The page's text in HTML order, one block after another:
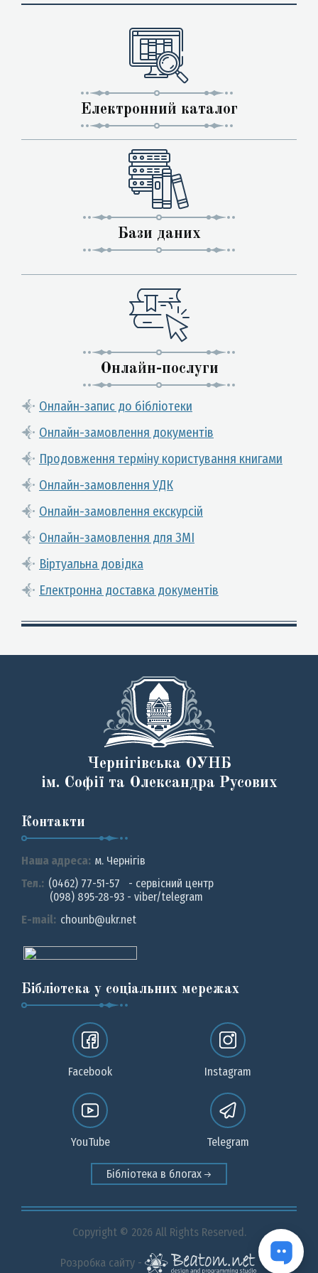
Електронний каталог
Бази даних
Онлайн-послуги
Онлайн-запис до бібліотеки
Онлайн-замовлення документів
Продовження терміну користування книгами
Онлайн-замовлення УДК
Онлайн-замовлення екскурсій
Онлайн-замовлення для ЗМІ
Віртуальна довідка
Електронна доставка документів
Чернігівська ОУНБ
ім. Софії та Олександра Русових
Контакти
Наша адреса: м. Чернiгiв
Тел.: (0462) 77-51-57 - сервісний центр
(098) 895-28-93 - viber/telegram
E-mail: chounb@ukr.net
Бібліотека у соціальних мережах
Facebook Instagram
YouTube Telegram
Бібліотека в блогах
Copyright © 2026 All Rights Reserved.
Розробка сайту -